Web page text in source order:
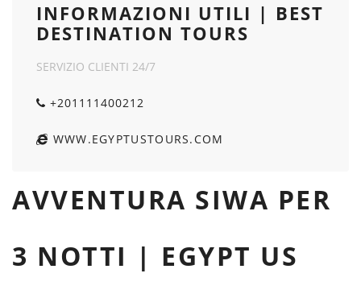
INFORMAZIONI UTILI | BEST
DESTINATION TOURS
SERVIZIO CLIENTI 24/7
+201111400212
WWW.EGYPTUSTOURS.COM
AVVENTURA SIWA PER
3 NOTTI | EGYPT US